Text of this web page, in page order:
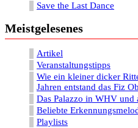
Save the Last Dance
Meistgelesenes
Artikel
Veranstaltungstipps
Wie ein kleiner dicker
Jahren entstand das Fiz
Das Palazzo in WHV und
Beliebte
Playlists